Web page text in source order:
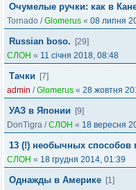
Очумелые ручки: как в
Tornado /Glomerus « 08 липня
Russian boso.
[29]
СЛОН « 11 січня 2018, 08:48
Тачки
[7]
admin /Glomerus « 28 жовтня
УАЗ в Японии
[9]
DonTigra /СЛОН « 18 вересня
13 (!) необычных способов
СЛОН « 18 грудня 2014, 01:39
Однажды в Америке [1]